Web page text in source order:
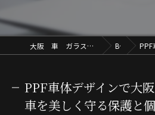
大阪 車 ガラス交換TNK Ultimate Osaka.Lab Blog PPF車体
PPF車体デザインで大
車を美しく守る保護と